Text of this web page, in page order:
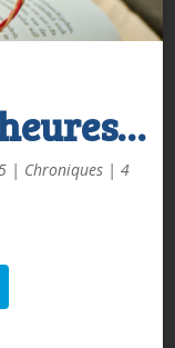
| Chroniques| 4